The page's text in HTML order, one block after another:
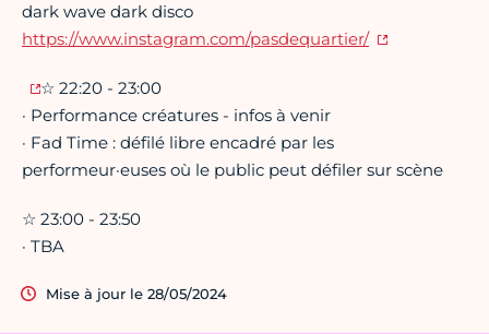
dark wave dark disco
https://www.instagram.com/pasdequartier/
☆ 22:20 - 23:00
· Performance créatures - infos à venir
· Fad Time : défilé libre encadré par les
performeur·euses où le public peut défiler sur scène
☆ 23:00 - 23:50
· TBA
Mise à jour le 28/05/2024